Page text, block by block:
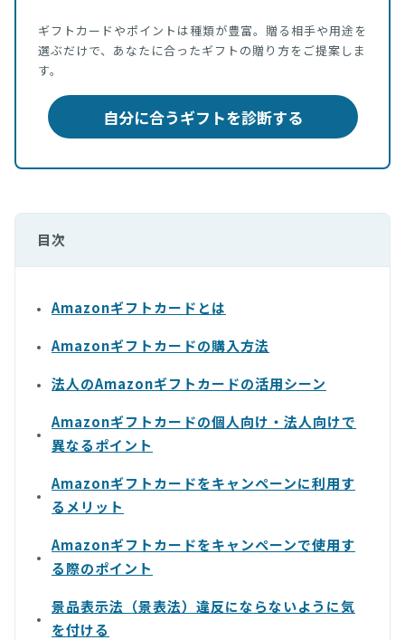
ギフトカードやポイントは種類が豊富。贈る相手や用途を
選ぶだけで、あなたに合ったギフトの贈り方をご提案しま
す。
自分に合うギフトを診断する
目次
Amazonギフトカードとは
Amazonギフトカードの購入方法
法人のAmazonギフトカードの活用シーン
Amazonギフトカードの個人向け・法人向けで
異なるポイント
Amazonギフトカードをキャンペーンに利用す
るメリット
Amazonギフトカードをキャンペーンで使用す
る際のポイント
景品表示法（景表法）違反にならないように気
を付ける